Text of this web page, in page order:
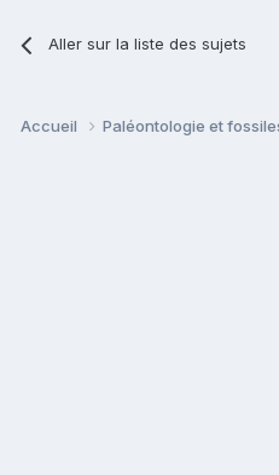
Aller sur la liste des sujets
Accueil Paléontologie et